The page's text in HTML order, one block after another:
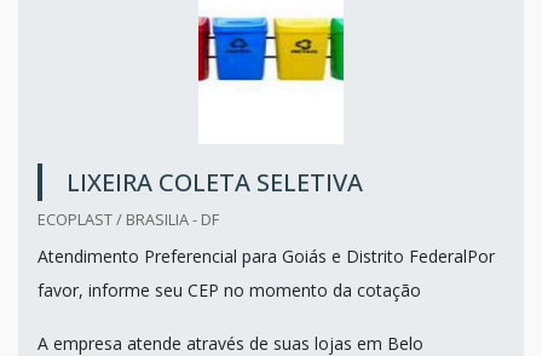
LIXEIRA COLETA SELETIVA
ECOPLAST / BRASILIA - DF
Atendimento Preferencial para Goiás e Distrito FederalPor
favor, informe seu CEP no momento da cotação
A empresa atende através de suas lojas em Belo